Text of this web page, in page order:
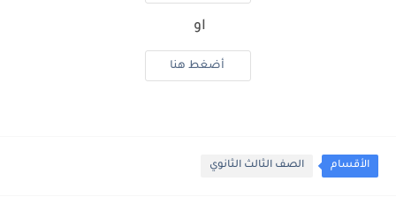
او
أضغط هنا
الأقسام الصف الثالث الثانوي